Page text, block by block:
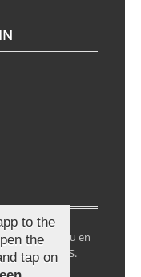
du
en rallye ou en
VHC ou VHRS.
ainsi que
to the
the
tap on